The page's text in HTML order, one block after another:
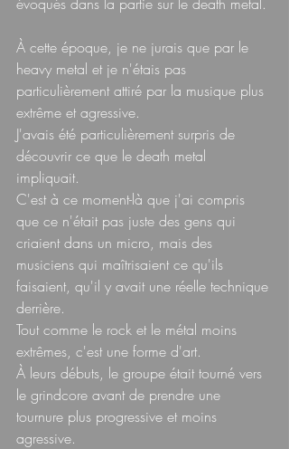
À cette époque, je ne jurais que par le
heavy metal et je n'étais pas
particulièrement attiré par la musique plus
extrême et agressive.
J'avais été particulièrement surpris de
découvrir ce que le death metal
impliquait.
C'est à ce moment-là que j'ai compris
que ce n'était pas juste des gens qui
criaient dans un micro, mais des
musiciens qui maîtrisaient ce qu'ils
faisaient, qu'il y avait une réelle technique
derrière.
Tout comme le rock et le métal moins
extrêmes, c'est une forme d'art.
À leurs débuts, le groupe était tourné vers
le grindcore avant de prendre une
tournure plus progressive et moins
agressive.